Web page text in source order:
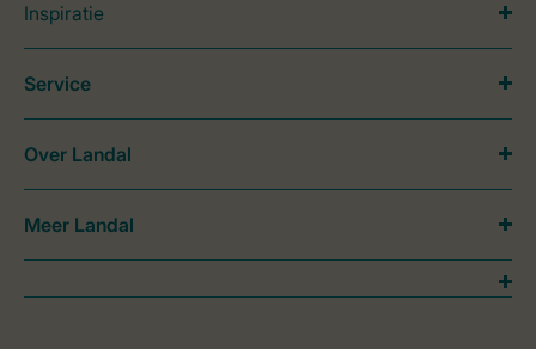
Inspiratie
Service
Over Landal
Meer Landal